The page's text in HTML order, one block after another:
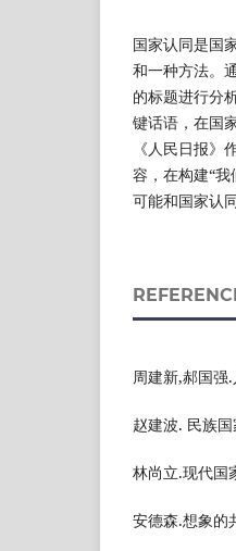
国家认同是国
和一种方法。
的标题进行分
键话语，在国
《人民日报
容，在构建“
可能和国家认
周建新,郝国强
赵建波. 民族
林尚立.现代国
安德森.想象的